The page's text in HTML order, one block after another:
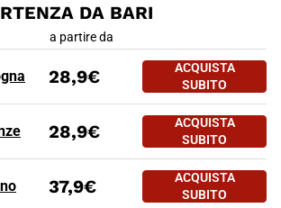
DA BARI
TRENI IN PARTENZA DA BARI
a partire da
28,9€
ACQUISTA
SUBITO
28,9€
ACQUISTA
SUBITO
37,9€
ACQUISTA
SUBITO